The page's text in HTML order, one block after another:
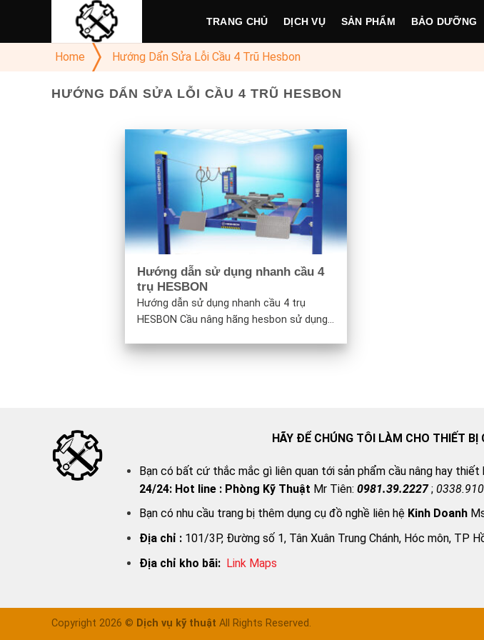
content
TRANG CHỦ DỊCH VỤ SẢN PHẨM BẢO DƯỠNG
Home Hướng Dẩn Sửa Lỗi Cầu 4 Trũ Hesbon
HƯỚNG DẨN SỬA LỖI CẦU 4 TRŨ HESBON
Hướng dẫn sử dụng nhanh cầu 4
trụ HESBON
Hướng dẫn sử dụng nhanh cầu 4 trụ
HESBON Cầu nâng hãng hesbon sử dụng...
HÃY ĐỂ CHÚNG TÔI LÀM CHO THIẾT
Bạn có bất cứ thắc mắc gì liên quan tới sản phẩm cầu nâng hay
24/24: Hot line : Phòng Kỹ Thuật Mr Tiên:0981.39.2227;
Bạn có nhu cầu trang bị thêm dụng cụ đồ nghề liên hệ Kinh Doanh
Địa chỉ : 101/3P, Đường số 1, Tân Xuân Trung Chánh, Hóc môn, TP
Địa chỉ kho bãi: Link Maps
Copyright 2026 © Dịch vụ kỹ thuật All Rights Reserved.